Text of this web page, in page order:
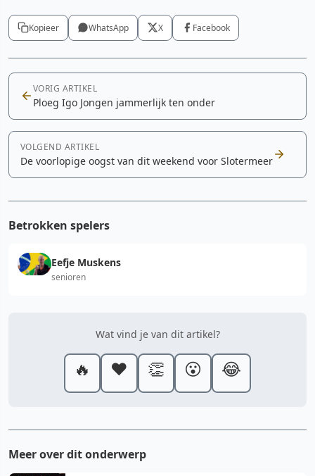
Kopieer WhatsApp X Facebook
VORIG ARTIKEL
Ploeg Igo Jongen jammerlijk ten onder
VOLGEND ARTIKEL
De voorlopige oogst van dit weekend voor Slotermeer
Betrokken spelers
Eefje Muskens
senioren
Wat vind je van dit artikel?
🔥 ❤️ 👏 😮 😂
Meer over dit onderwerp